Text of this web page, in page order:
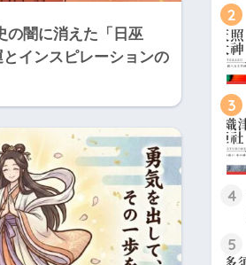
の闇に消えた「日巫
インスピレーションの
2
3
4
5